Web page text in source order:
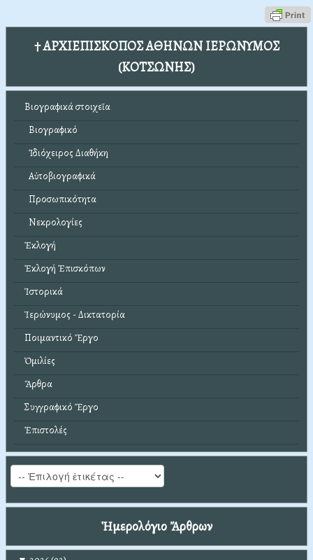
† ΑΡΧΙΕΠΙΣΚΟΠΟΣ ΑΘΗΝΩΝ ΙΕΡΩΝΥΜΟΣ
(ΚΟΤΣΩΝΗΣ)
Βιογραφικά στοιχεῖα
Βιογραφικό
Ἰδιόχειρος Διαθήκη
Αὐτοβιογραφικά
Προσωπικότητα
Νεκρολογίες
Ἐκλογή
Ἐκλογή Ἐπισκόπων
Ἱστορικά
Ἱερώνυμος - Δικτατορία
Ποιμαντικό Ἔργο
Ὁμιλίες
Ἄρθρα
Συγγραφικό Ἔργο
Ἐπιστολές
Ἡμερολόγιο Ἄρθρων